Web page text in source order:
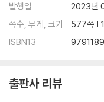
발행일
2023년
쪽수, 무게, 크기
577쪽 |
ISBN13
출판사 리뷰